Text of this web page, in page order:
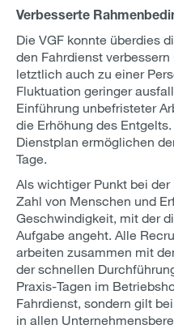
Verbesserte
Die VGF konnte überdies
den Fahrdienst
letztlich auch zu einer
Fluktuation geringer
Einführung unbefristeter
die Erhöhung des
Dienstplan ermöglichen
Tage.
Als wichtiger Punkt bei
Zahl von Menschen und
Geschwindigkeit, mit der
Aufgabe angeht. Alle
arbeiten zusammen mit
der schnellen
Praxis-Tagen im
Fahrdienst, sondern gilt
in allen